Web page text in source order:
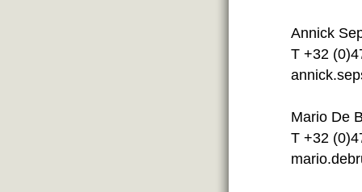
Annick
T +32
Mario De
T +32